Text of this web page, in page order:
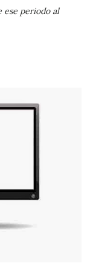
ese periodo al